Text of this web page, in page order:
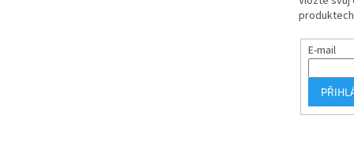
E-mail